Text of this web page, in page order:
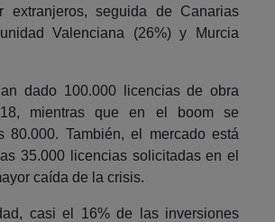
extranjeros, seguida de Canarias
Valenciana (26%) y Murcia
dado 100.000 licencias de obra
mientras que en el boom se
80.000. También, el mercado está
35.000 licencias solicitadas en el
caída de la crisis.
casi el 16% de las inversiones